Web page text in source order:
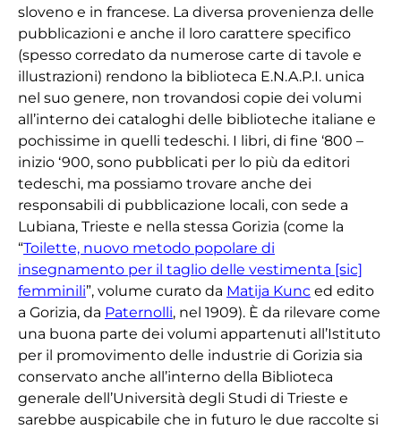
sloveno e in francese. La diversa provenienza delle
pubblicazioni e anche il loro carattere specifico
(spesso corredato da numerose carte di tavole e
illustrazioni) rendono la biblioteca E.N.A.P.I. unica
nel suo genere, non trovandosi copie dei volumi
all’interno dei cataloghi delle biblioteche italiane e
pochissime in quelli tedeschi. I libri, di fine ‘800 –
inizio ‘900, sono pubblicati per lo più da editori
tedeschi, ma possiamo trovare anche dei
responsabili di pubblicazione locali, con sede a
Lubiana, Trieste e nella stessa Gorizia (come la
“Toilette, nuovo metodo popolare di
insegnamento per il taglio delle vestimenta [sic]
femminili”, volume curato da Matija Kunc ed edito
a Gorizia, da Paternolli, nel 1909). È da rilevare come
una buona parte dei volumi appartenuti all’Istituto
per il promovimento delle industrie di Gorizia sia
conservato anche all’interno della Biblioteca
generale dell’Università degli Studi di Trieste e
sarebbe auspicabile che in futuro le due raccolte si